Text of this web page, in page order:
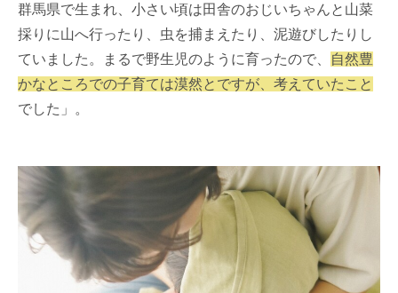
群馬県で生まれ、小さい頃は田舎のおじいちゃんと山菜
採りに山へ行ったり、虫を捕まえたり、泥遊びしたりし
ていました。まるで野生児のように育ったので、
自然豊
かなところでの子育ては漠然とですが、考えていたこと
でした」。